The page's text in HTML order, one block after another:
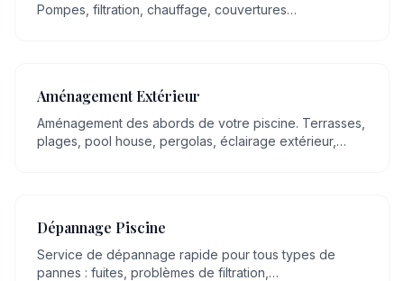
Pompes, filtration, chauffage, couvertures
Aménagement Extérieur
Aménagement des abords de votre piscine. Terrasses,
plages, pool house, pergolas, éclairage extérieur,
Dépannage Piscine
Service de dépannage rapide pour tous types de
pannes : fuites, problèmes de filtration,